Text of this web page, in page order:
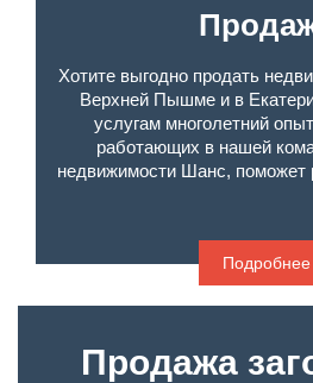
Хотите выгодно продать
Верхней Пышме и в
услугам многолетний
работающих в нашей
недвижимости Шанс, поможет
Подробнее
Продажа